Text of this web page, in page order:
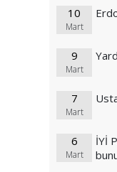
10
Mart
9
Mart
7
Mart
6
Mart
İYİ